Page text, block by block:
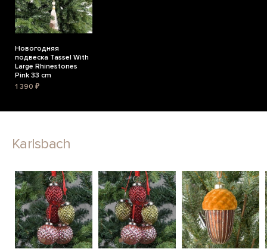
Новогодняя
подвеска Tassel With
Large Rhinestones
Pink 33 cm
1 390 ₽
Karlsbach